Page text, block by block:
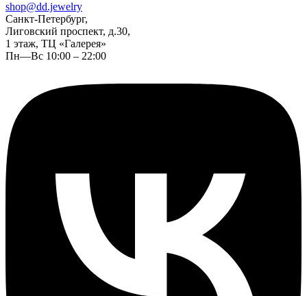
shop@dd.jewelry
Санкт-Петербург,
Лиговский проспект, д.30,
1 этаж, ТЦ «Галерея»
Пн—Вс 10:00 – 22:00